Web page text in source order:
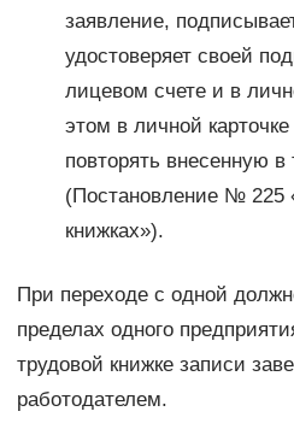
заявление,
удостоверяет своей
лицевом счете и в
этом в личной
повторять внесенную в
(Постановление № 225
книжках»).
При переходе с одной
пределах одного
трудовой книжке записи
работодателем.